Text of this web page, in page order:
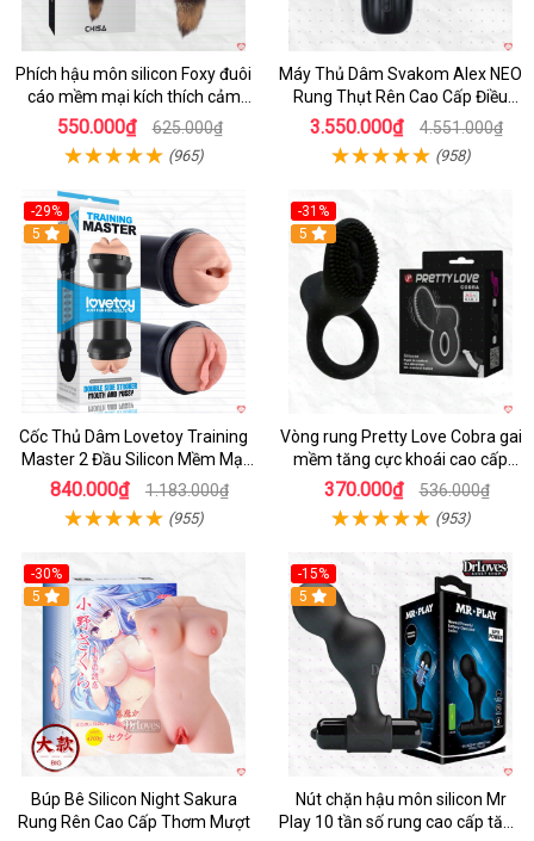
Phích hậu môn silicon Foxy đuôi
cáo mềm mại kích thích cảm
giác mới
550.000₫ 625.000₫
(965)
Máy Thủ Dâm Svakom Alex NEO
Rung Thụt Rên Cao Cấp Điều
Khiển App
3.550.000₫ 4.551.000₫
(958)
-29%
Hot
5
Cốc Thủ Dâm Lovetoy Training
Master 2 Đầu Silicon Mềm Mại
Tiện Lợi
840.000₫ 1.183.000₫
(955)
-31%
5
Vòng rung Pretty Love Cobra gai
mềm tăng cực khoái cao cấp
chính hãng
370.000₫ 536.000₫
(953)
-30%
Hot
5
Búp Bê Silicon Night Sakura
Rung Rên Cao Cấp Thơm Mượt
-15%
Hot
5
Nút chặn hậu môn silicon Mr
Play 10 tần số rung cao cấp tăng